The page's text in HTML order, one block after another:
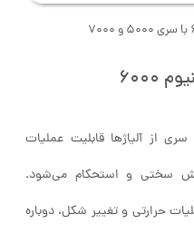
از آلیاژها قابلیت عملیات
سختی و استحکام می‌شود.
حرارتی و تغییر شکل، دوباره